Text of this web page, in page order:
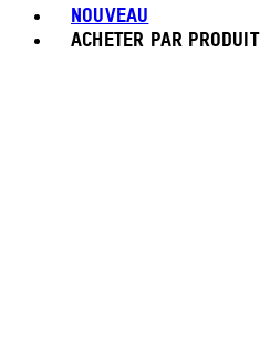
NOUVEAU
ACHETER PAR PRODUIT